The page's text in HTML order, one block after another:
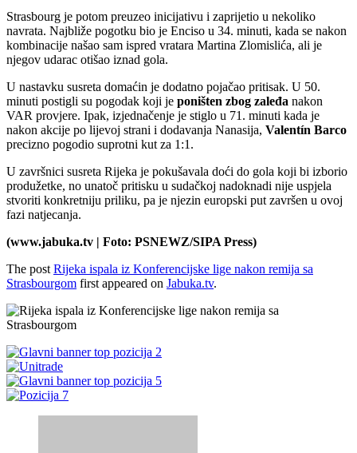
Strasbourg je potom preuzeo inicijativu i zaprijetio u nekoliko
navrata. Najbliže pogotku bio je Enciso u 34. minuti, kada se nakon
kombinacije našao sam ispred vratara Martina Zlomislića, ali je
njegov udarac otišao iznad gola.
U nastavku susreta domaćin je dodatno pojačao pritisak. U 50.
minuti postigli su pogodak koji je poništen zbog zaleđa nakon
VAR provjere. Ipak, izjednačenje je stiglo u 71. minuti kada je
nakon akcije po lijevoj strani i dodavanja Nanasija, Valentín Barco
precizno pogodio suprotni kut za 1:1.
U završnici susreta Rijeka je pokušavala doći do gola koji bi izborio
produžetke, no unatoč pritisku u sudačkoj nadoknadi nije uspjela
stvoriti konkretniju priliku, pa je njezin europski put završen u ovoj
fazi natjecanja.
(www.jabuka.tv | Foto: PSNEWZ/SIPA Press)
The post Rijeka ispala iz Konferencijske lige nakon remija sa
Strasbourgom first appeared on Jabuka.tv.